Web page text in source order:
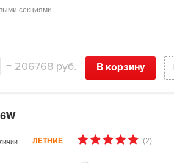
секциями.
= 206768 руб. В корзину
ЛЕТНИЕ (2)